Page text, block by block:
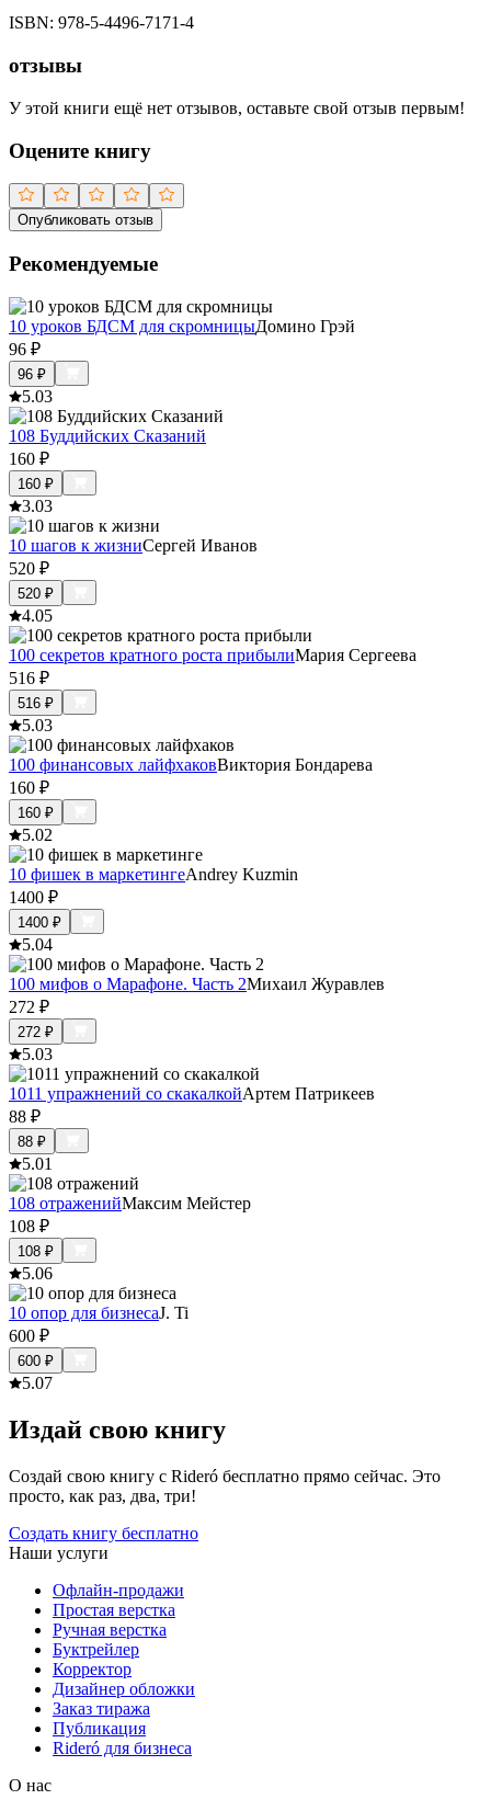
ISBN: 978-5-4496-7171-4
отзывы
У этой книги ещё нет отзывов, оставьте свой отзыв первым!
Оцените книгу
Опубликовать отзыв
Рекомендуемые
10 уроков БДСМ для скромницыДомино Грэй
96 ₽
96 ₽
5.03
108 Буддийских Сказаний
160 ₽
160 ₽
3.03
10 шагов к жизниСергей Иванов
520 ₽
520 ₽
4.05
100 секретов кратного роста прибылиМария Сергеева
516 ₽
516 ₽
5.03
100 финансовых лайфхаковВиктория Бондарева
160 ₽
160 ₽
5.02
10 фишек в маркетингеAndrey Kuzmin
1400 ₽
1400 ₽
5.04
100 мифов о Марафоне. Часть 2Михаил Журавлев
272 ₽
272 ₽
5.03
1011 упражнений со скакалкойАртем Патрикеев
88 ₽
88 ₽
5.01
108 отраженийМаксим Мейстер
108 ₽
108 ₽
5.06
10 опор для бизнесаJ. Ti
600 ₽
600 ₽
5.07
Издай свою книгу
Создай свою книгу с Rideró бесплатно прямо сейчас. Это
просто, как раз, два, три!
Создать книгу бесплатно
Наши услуги
Офлайн-продажи
Простая верстка
Ручная верстка
Буктрейлер
Корректор
Дизайнер обложки
Заказ тиража
Публикация
Rideró для бизнеса
О нас